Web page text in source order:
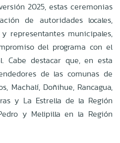
2025, estas ceremonias
de autoridades locales,
representantes municipales,
del programa con el
Cabe destacar que, en esta
de las comunas de
Machalí, Doñihue, Rancagua,
y La Estrella de la Región
y Melipilla en la Región